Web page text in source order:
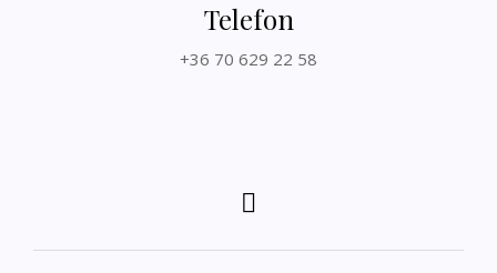
Telefon
+36 70 629 22 58